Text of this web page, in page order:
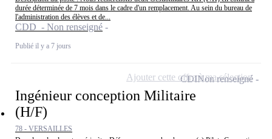
durée déterminée de 7 mois dans le cadre d'un remplacement. Au sein du bureau de
l'administration des élèves et de...
CDD - Non renseigné
Publié il y a 7 jours
Ingénieur conception Militaire
(H/F)
78 - VERSAILLES
CDINon renseigné
Ajouter cette offre à ma sélection